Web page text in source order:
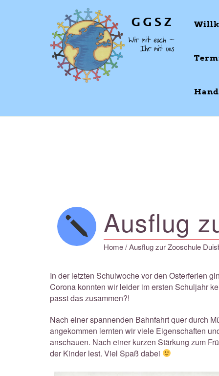
Ausflug
Home/ Ausflug zur Zooschule
In der letzten Schulwoche vor den Osterferien
Corona konnten wir leider im ersten Schuljahr
passt das zusammen?!
Nach einer spannenden Bahnfahrt quer durch
angekommen lernten wir viele Eigenschaften
anschauen. Nach einer kurzen Stärkung zum
der Kinder lest. Viel Spaß dabei